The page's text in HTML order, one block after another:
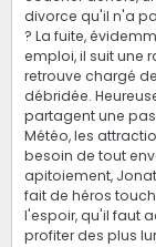
divorce qu'il n'a
? La fuite,
emploi, il suit une
retrouve chargé
débridée.
partagent une
Météo, les
besoin de tout
apitoiement,
fait de héros
l'espoir, qu'il faut
profiter des plus